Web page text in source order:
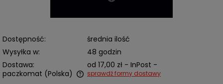
Dostępność:
średnia ilość
Wysyłka w:
48 godzin
Dostawa:
od 17,00 zł - InPost -
paczkomat (Polska) sprawdź formy dostawy